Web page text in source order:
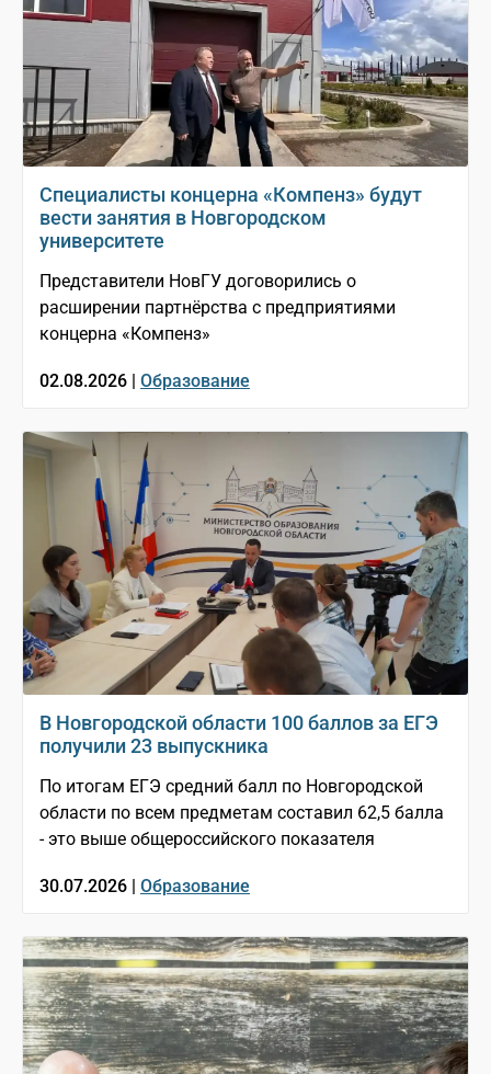
Специалисты концерна «Компенз» будут
вести занятия в Новгородском
университете
Представители НовГУ договорились о
расширении партнёрства с предприятиями
концерна «Компенз»
02.08.2026 | Образование
В Новгородской области 100 баллов за ЕГЭ
получили 23 выпускника
По итогам ЕГЭ средний балл по Новгородской
области по всем предметам составил 62,5 балла
- это выше общероссийского показателя
30.07.2026 | Образование